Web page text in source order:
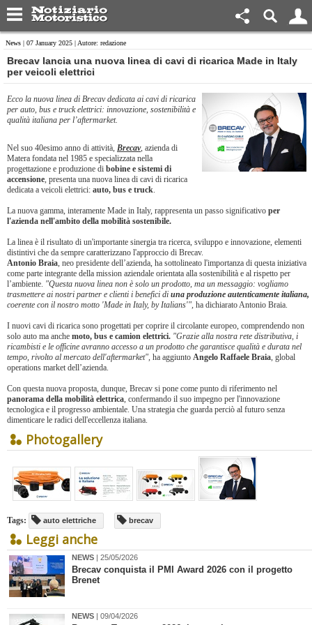
News | 07 January 2025 | Autore: redazione
Brecav lancia una nuova linea di cavi di ricarica Made in Italy
per veicoli elettrici
Ecco la nuova linea di Brecav dedicata ai cavi di ricarica
per auto, bus e truck elettrici: innovazione, sostenibilità e
qualità italiana per l’aftermarket.
Nel suo 40esimo anno di attività, Brecav, azienda di
Matera fondata nel 1985 e specializzata nella
progettazione e produzione di bobine e sistemi di
accensione, presenta una nuova linea di cavi di ricarica
dedicata a veicoli elettrici: auto, bus e truck.
La nuova gamma, interamente Made in Italy, rappresenta un passo significativo per
l'azienda nell'ambito della mobilità sostenibile.
La linea è il risultato di un'importante sinergia tra ricerca, sviluppo e innovazione, elementi
distintivi che da sempre caratterizzano l'approccio di Brecav.
Antonio Braia, neo presidente dell’azienda, ha sottolineato l'importanza di questa iniziativa
come parte integrante della mission aziendale orientata alla sostenibilità e al rispetto per
l’ambiente. "Questa nuova linea non è solo un prodotto, ma un messaggio: vogliamo
trasmettere ai nostri partner e clienti i benefici di una produzione autenticamente italiana,
coerente con il nostro motto 'Made in Italy, by Italians'", ha dichiarato Antonio Braia.
I nuovi cavi di ricarica sono progettati per coprire il circolante europeo, comprendendo non
solo auto ma anche moto, bus e camion elettrici. "Grazie alla nostra rete distributiva, i
ricambisti e le officine avranno accesso a un prodotto che garantisce qualità e durata nel
tempo, rivolto al mercato dell'aftermarket", ha aggiunto Angelo Raffaele Braia, global
operations market dell’azienda.
Con questa nuova proposta, dunque, Brecav si pone come punto di riferimento nel
panorama della mobilità elettrica, confermando il suo impegno per l'innovazione
tecnologica e il progresso ambientale. Una strategia che guarda perciò al futuro senza
dimenticare le radici dell'eccellenza italiana.
Photogallery
Tags: auto elettriche brecav
Leggi anche
NEWS | 25/05/2026
Brecav conquista il PMI Award 2026 con il progetto
Brenet
NEWS | 09/04/2026